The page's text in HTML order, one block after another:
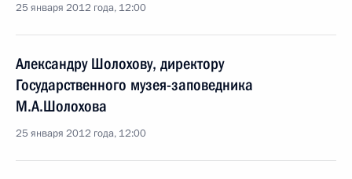
25 января 2012 года, 12:00
Александру Шолохову, директору
Государственного музея-заповедника
М.А.Шолохова
25 января 2012 года, 12:00